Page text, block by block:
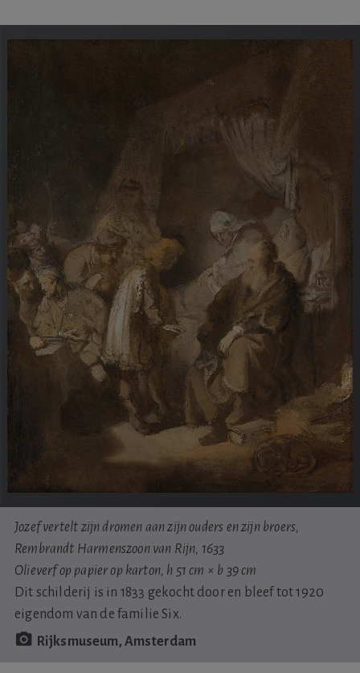
Jozef vertelt zijn dromen aan zijn ouders en zijn broers,
Rembrandt Harmenszoon van Rijn, 1633
Olieverf op papier op karton, h 51 cm × b 39 cm
Dit schilderij is in 1833 gekocht door en bleef tot 1920
eigendom van de familie Six.
Rijksmuseum, Amsterdam